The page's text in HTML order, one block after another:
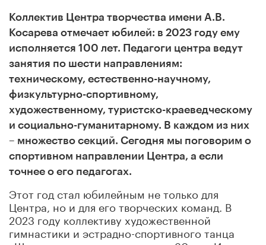
Коллектив Центра творчества имени А.В.
Косарева отмечает юбилей: в 2023 году ему
исполняется 100 лет. Педагоги центра ведут
занятия по шести направлениям:
техническому, естественно-научному,
физкультурно-спортивному,
художественному, туристско-краеведческому
и социально-гуманитарному. В каждом из них
– множество секций. Сегодня мы поговорим о
спортивном направлении Центра, а если
точнее о его педагогах.
Этот год стал юбилейным не только для
Центра, но и для его творческих команд. В
2023 году коллективу художественной
гимнастики и эстрадно-спортивного танца